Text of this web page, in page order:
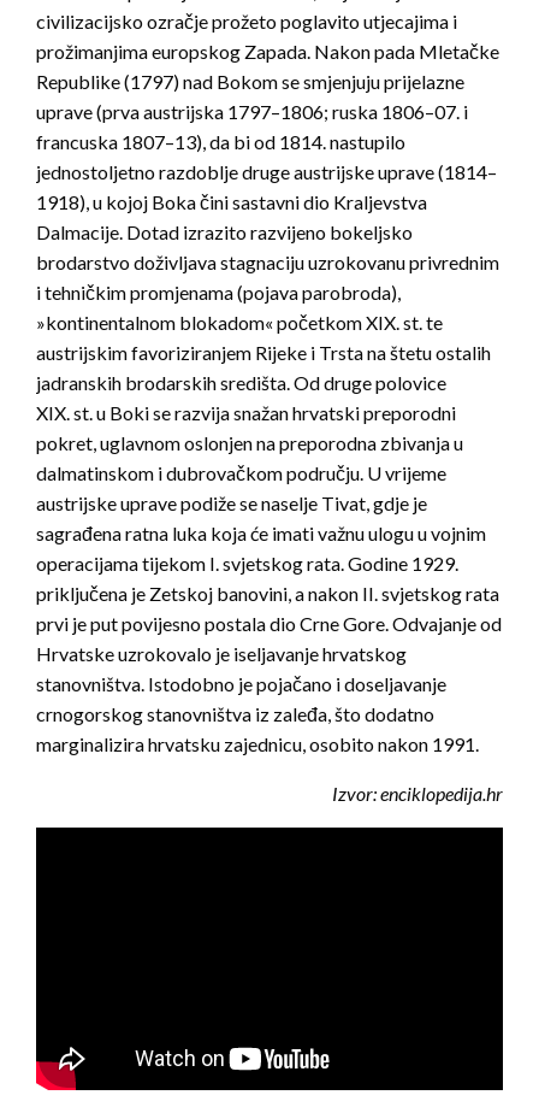
civilizacijsko ozračje prožeto poglavito utjecajima i
prožimanjima europskog Zapada. Nakon pada Mletačke
Republike (1797) nad Bokom se smjenjuju prijelazne
uprave (prva austrijska 1797–1806; ruska 1806–07. i
francuska 1807–13), da bi od 1814. nastupilo
jednostoljetno razdoblje druge austrijske uprave (1814–
1918), u kojoj Boka čini sastavni dio Kraljevstva
Dalmacije. Dotad izrazito razvijeno bokeljsko
brodarstvo doživljava stagnaciju uzrokovanu privrednim
i tehničkim promjenama (pojava parobroda),
»kontinentalnom blokadom« početkom XIX. st. te
austrijskim favoriziranjem Rijeke i Trsta na štetu ostalih
jadranskih brodarskih središta. Od druge polovice
XIX. st. u Boki se razvija snažan hrvatski preporodni
pokret, uglavnom oslonjen na preporodna zbivanja u
dalmatinskom i dubrovačkom području. U vrijeme
austrijske uprave podiže se naselje Tivat, gdje je
sagrađena ratna luka koja će imati važnu ulogu u vojnim
operacijama tijekom I. svjetskog rata. Godine 1929.
priključena je Zetskoj banovini, a nakon II. svjetskog rata
prvi je put povijesno postala dio Crne Gore. Odvajanje od
Hrvatske uzrokovalo je iseljavanje hrvatskog
stanovništva. Istodobno je pojačano i doseljavanje
crnogorskog stanovništva iz zaleđa, što dodatno
marginalizira hrvatsku zajednicu, osobito nakon 1991.
Izvor: enciklopedija.hr